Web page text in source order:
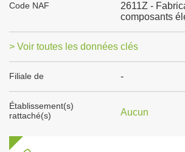
Code NAF
2611Z -
composants
> Voir toutes les données clés
Filiale de -
Établissement(s)
rattaché(s)
Aucun